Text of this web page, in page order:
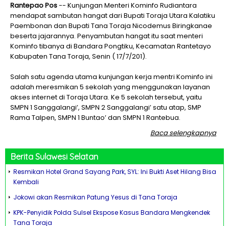
Rantepao Pos-- Kunjungan Menteri Kominfo Rudiantara
mendapat sambutan hangat dari Bupati Toraja Utara Kalatiku
Paembonan dan Bupati Tana Toraja Nicodemus Biringkanae
beserta jajarannya. Penyambutan hangat itu saat menteri
Kominfo tibanya di Bandara Pongtiku, Kecamatan Rantetayo
Kabupaten Tana Toraja, Senin ( 17/7/201).
Salah satu agenda utama kunjungan kerja mentri Kominfo ini
adalah meresmikan 5 sekolah yang menggunakan layanan
akses internet di Toraja Utara. Ke 5 sekolah tersebut, yaitu
SMPN 1 Sanggalangi’, SMPN 2 Sanggalangi’ satu atap, SMP
Rama Talpen, SMPN 1 Buntao’ dan SMPN 1 Rantebua.
Baca selengkapnya
Berita Sulawesi Selatan
Resmikan Hotel Grand Sayang Park, SYL: Ini Bukti Aset Hilang Bisa
Kembali
Jokowi akan Resmikan Patung Yesus di Tana Toraja
KPK-Penyidik Polda Sulsel Ekspose Kasus Bandara Mengkendek
Tana Toraja